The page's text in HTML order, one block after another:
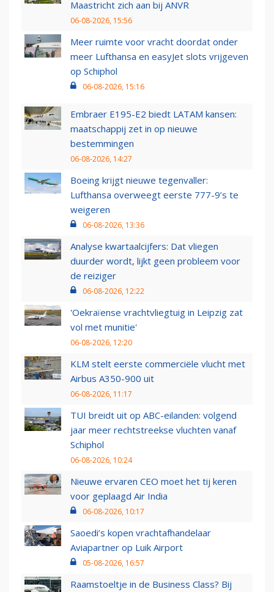
Maastricht zich aan bij ANVR
06-08-2026, 15:56
Meer ruimte voor vracht doordat onder
meer Lufthansa en easyJet slots vrijgeven
op Schiphol
06-08-2026, 15:16
Embraer E195-E2 biedt LATAM kansen:
maatschappij zet in op nieuwe
bestemmingen
06-08-2026, 14:27
Boeing krijgt nieuwe tegenvaller:
Lufthansa overweegt eerste 777-9’s te
weigeren
06-08-2026, 13:36
Analyse kwartaalcijfers: Dat vliegen
duurder wordt, lijkt geen probleem voor
de reiziger
06-08-2026, 12:22
'Oekraïense vrachtvliegtuig in Leipzig zat
vol met munitie'
06-08-2026, 12:20
KLM stelt eerste commerciële vlucht met
Airbus A350-900 uit
06-08-2026, 11:17
TUI breidt uit op ABC-eilanden: volgend
jaar meer rechtstreekse vluchten vanaf
Schiphol
06-08-2026, 10:24
Nieuwe ervaren CEO moet het tij keren
voor geplaagd Air India
06-08-2026, 10:17
Saoedi’s kopen vrachtafhandelaar
Aviapartner op Luik Airport
05-08-2026, 16:57
Raamstoeltje in de Business Class? Bij